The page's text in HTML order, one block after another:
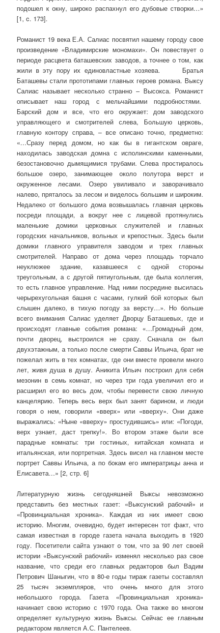
подошел к окну, широко распахнул его дубовые створки…»
[1, c. 173].
Романист 19 века Е.А. Салиас посвятил нашему городу свое
произведение «Владимирские мономахи». Он повествует о
периоде расцвета баташевских заводов, а точнее о том, как
жили в эту пору их единовластные хозяева. Братья
Баташевы стали прототипами главных героев романа. Выксу
Салиас называет несколько странно – Высокса. Романист
описывает наш город с мельчайшими подробностями.
Барский дом и все, что его окружает: дом заводского
управляющего и смотрителей слева, Большую церковь,
главную контору справа, – все описано точно, предметно:
«…Сразу перед домом, но как бы в гигантском овраге,
находилась заводская домна с исполинскими каменными,
безостановочно дымящимися трубами. Слева простиралось
большое озеро, занимающее около полутора верст и
окруженное лесами. Озеро увиливало и заворачивало
налево, пряталось за лесом и виделось большим и широким.
Недалеко от большого дома возвышалась главная церковь
посреди площади, а вокруг нее с лицевой протянулись
маленькие домики церковных служителей и главных
городских начальников, вольных и крепостных. Здесь были
домики главного управителя заводом и трех главных
смотрителей. Направо от дома через площадь торчало
неуклюжее здание, казавшееся с одной стороны
треугольным, а с другой пятиугольным, где была коллегия,
то есть главное управление. Над ними посредине высилась
черырехугольная башня с часами, гулкий бой которых был
слышен далеко, в тихую погоду за версту…». Но больше
всего внимания Салиас уделяет Дворцу Баташевых, где и
происходят главные события романа: «…Громадный дом,
почти дворец, выстроился не сразу. Сначала он был
двухэтажным, а только после смерти Саввы Ильича, брат не
пожелал жить в тех комнатах, где они вместе провели много
лет, живя душа в душу. Аникита Ильич построил для себя
мезонин в семь комнат, но через три года увеличил его и
расширил его во весь дом, чтобы перевести свою личную
канцелярию. Теперь весь верх был занят барином, и люди
говоря о нем, говорили «вверх» или «вверху». Они даже
выражались: «Ныне «вверху» простудившись» или: «Погоди,
верх узнает, даст трепку!». Во втором этаже были все
парадные комнаты: три гостиных, китайская комната и
итальянская, или портретная. Здесь висел на главном месте
портрет Саввы Ильича, а по бокам его императрицы анна и
Елисавета…» [2, стр. 6]
Литературную жизнь сегодняшней Выксы невозможно
представить без местных газет: «Выксунский рабочий» и
«Провинциальная хроника». Каждая из них имеет свою
историю. Многим, очевидно, будет интересен тот факт, что
самая известная в городе газета начала выходить в 1920
году. Посетители сайта узнают о том, что за 90 лет своей
истории «Выксунский рабочий» изменял несколько раз свое
название, что среди его главных редакторов был Вадим
Петрович Шаныгин, что в 80-е годы тираж газеты составлял
25 тысяч экземпляров, что очень много для этого
небольшого города. Газета «Провинциальная хроника»
начинает свою историю с 1970 года. Она также во многом
определяет культурную жизнь Выксы. Сейчас ее главным
редактором является А.С. Пантелеев.